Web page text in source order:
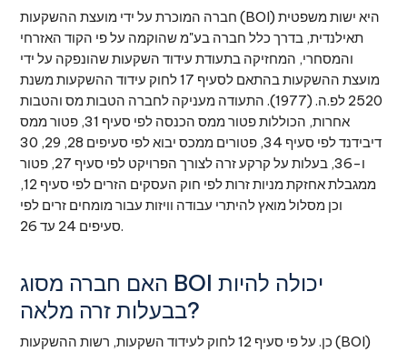
חברה המוכרת על ידי מועצת ההשקעות (BOI) היא ישות משפטית
תאילנדית, בדרך כלל חברה בע"מ שהוקמה על פי הקוד האזרחי
והמסחרי, המחזיקה בתעודת עידוד השקעות שהונפקה על ידי
מועצת ההשקעות בהתאם לסעיף 17 לחוק עידוד ההשקעות משנת
2520 לפ.ה. (1977). התעודה מעניקה לחברה הטבות מס והטבות
אחרות, הכוללות פטור ממס הכנסה לפי סעיף 31, פטור ממס
דיבידנד לפי סעיף 34, פטורים ממכס יבוא לפי סעיפים 28, 29, 30
ו-36, בעלות על קרקע זרה לצורך הפרויקט לפי סעיף 27, פטור
ממגבלת אחזקת מניות זרות לפי חוק העסקים הזרים לפי סעיף 12,
וכן מסלול מואץ להיתרי עבודה וויזות עבור מומחים זרים לפי
סעיפים 24 עד 26.
האם חברה מסוג BOI יכולה להיות
בבעלות זרה מלאה?
כן. על פי סעיף 12 לחוק לעידוד השקעות, רשות ההשקעות (BOI)